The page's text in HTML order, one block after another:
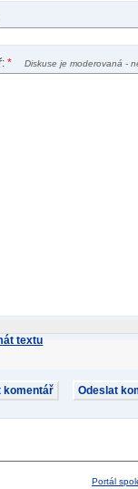
* Diskuse je moderovaná -
textu
Portál